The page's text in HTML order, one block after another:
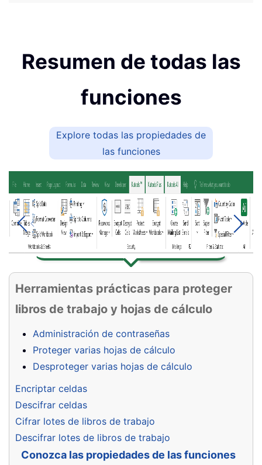
Resumen de todas las
funciones
Explore todas las propiedades de
las funciones
Herramientas prácticas para proteger
libros de trabajo y hojas de cálculo
Administración de contraseñas
Proteger varias hojas de cálculo
Desproteger varias hojas de cálculo
Encriptar celdas
Descifrar celdas
Cifrar lotes de libros de trabajo
Descifrar lotes de libros de trabajo
Conozca las propiedades de las funciones